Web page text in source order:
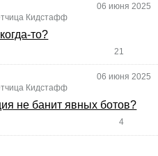
06 июня 2025
Кидстафф
то?
21
06 июня 2025
Кидстафф
не банит явных ботов?
4